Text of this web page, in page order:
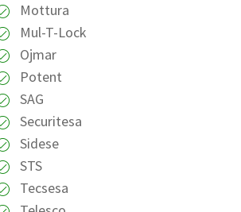
Mottura
Mul-T-Lock
Ojmar
Potent
SAG
Securitesa
Sidese
STS
Tecsesa